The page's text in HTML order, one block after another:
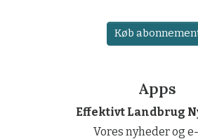
Køb
Apps
Effektivt Landbrug
Vores nyheder og